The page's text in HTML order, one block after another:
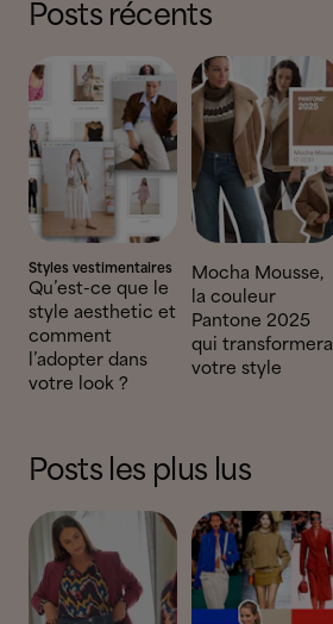
Posts récents
Styles vestimentaires
Qu’est-ce que le
style aesthetic et
comment
l’adopter dans
votre look ?
Mocha Mousse,
la couleur
Pantone 2025
qui transformera
votre style
Posts les plus lus